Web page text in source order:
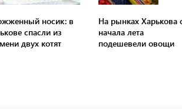
носик: в
спасли из
двух котят
На рынках Харькова
начала лета
подешевели овощи